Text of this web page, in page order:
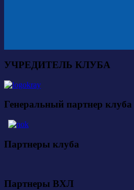
УЧРЕДИТЕЛЬ КЛУБА
Генеральный партнер клуба
Партнеры клуба
Партнеры ВХЛ